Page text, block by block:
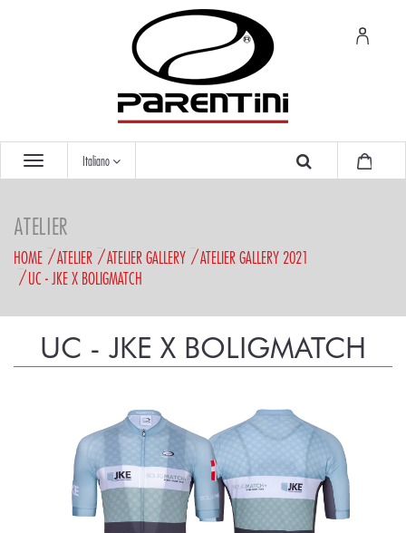
Italiano
ATELIER
HOME ATELIER ATELIER GALLERY
ATELIER GALLERY 2021
UC - JKE X BOLIGMATCH
UC - JKE X BOLIGMATCH